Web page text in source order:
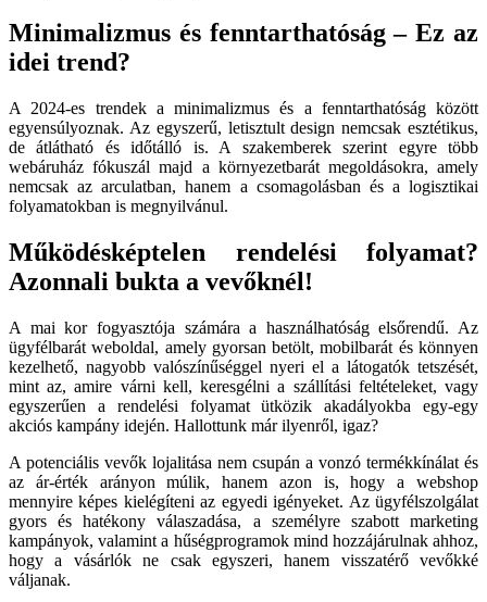
Minimalizmus és fenntarthatóság – Ez az
idei trend?
A 2024-es trendek a minimalizmus és a fenntarthatóság között
egyensúlyoznak. Az egyszerű, letisztult design nemcsak esztétikus,
de átlátható és időtálló is. A szakemberek szerint egyre több
webáruház fókuszál majd a környezetbarát megoldásokra, amely
nemcsak az arculatban, hanem a csomagolásban és a logisztikai
folyamatokban is megnyilvánul.
Működésképtelen rendelési folyamat?
Azonnali bukta a vevőknél!
A mai kor fogyasztója számára a használhatóság elsőrendű. Az
ügyfélbarát weboldal, amely gyorsan betölt, mobilbarát és könnyen
kezelhető, nagyobb valószínűséggel nyeri el a látogatók tetszését,
mint az, amire várni kell, keresgélni a szállítási feltételeket, vagy
egyszerűen a rendelési folyamat ütközik akadályokba egy-egy
akciós kampány idején. Hallottunk már ilyenről, igaz?
A potenciális vevők lojalitása nem csupán a vonzó termékkínálat és
az ár-érték arányon múlik, hanem azon is, hogy a webshop
mennyire képes kielégíteni az egyedi igényeket. Az ügyfélszolgálat
gyors és hatékony válaszadása, a személyre szabott marketing
kampányok, valamint a hűségprogramok mind hozzájárulnak ahhoz,
hogy a vásárlók ne csak egyszeri, hanem visszatérő vevőkké
váljanak.